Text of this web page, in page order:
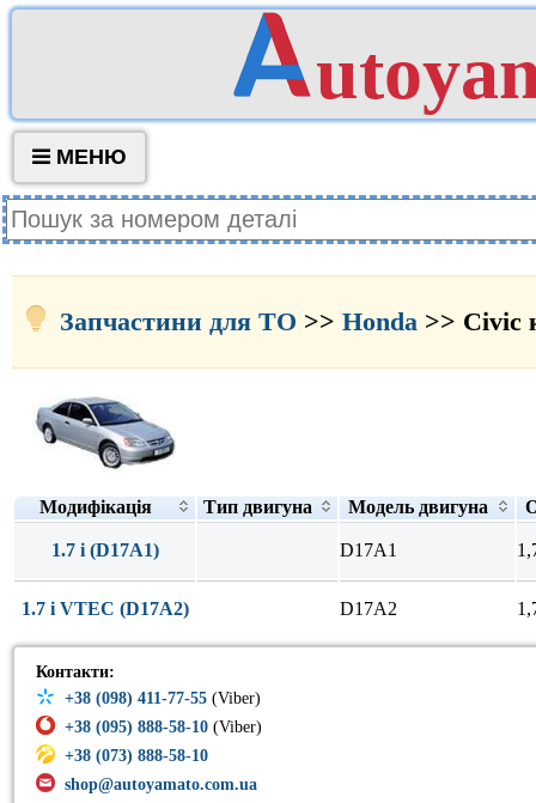
МЕНЮ
Запчастини для ТО >> Honda >> Civic
Модифікація Тип двигуна Модель двигуна
1.7 i (D17A1) D17A1
1.7 i VTEC (D17A2) D17A2
Контакти:
+38 (098) 411-77-55 (Viber)
+38 (095) 888-58-10 (Viber)
+38 (073) 888-58-10
shop@autoyamato.com.ua